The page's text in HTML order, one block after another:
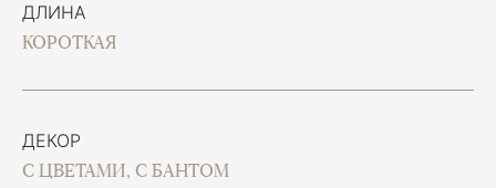
ДЛИНА
КОРОТКАЯ
ДЕКОР
С ЦВЕТАМИ, С БАНТОМ